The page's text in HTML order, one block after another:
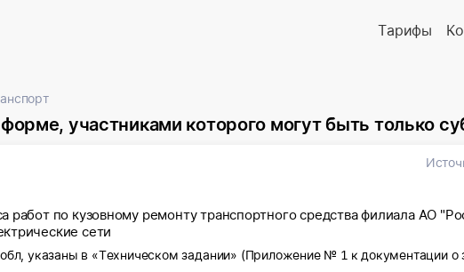
Тарифы
которого могут быть только субъекты малого и
по кузовному ремонту транспортного средства филиала АО
сети
указаны в «Техническом задании» (Приложение № 1 к документации о